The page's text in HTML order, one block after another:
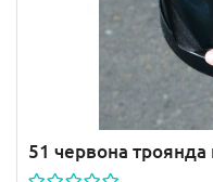
51 червона